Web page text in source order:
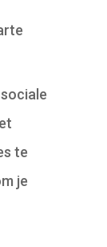
te
je